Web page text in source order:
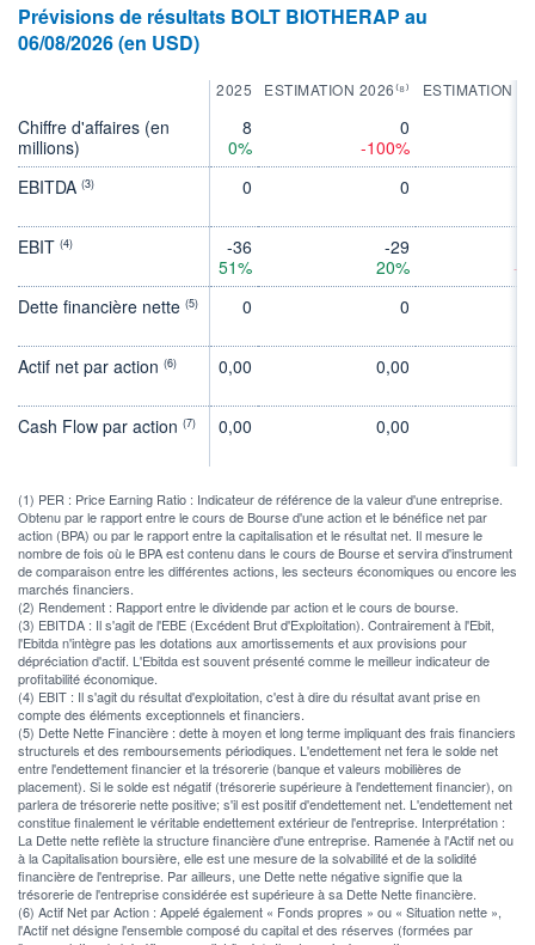
Prévisions de résultats BOLT BIOTHERAP au
06/08/2026 (en USD)
2025 ESTIMATION 2026⁽⁸⁾ ESTIMATION
Chiffre d'affaires (en
millions)
8
0%
0
-100%
EBITDA (3) 0 0
EBIT (4)
-36
51%
-29
20%
-
Dette financière nette (5) 0 0
Actif net par action (6) 0,00 0,00
Cash Flow par action (7) 0,00 0,00
(1) PER : Price Earning Ratio : Indicateur de référence de la valeur d'une entreprise.
Obtenu par le rapport entre le cours de Bourse d'une action et le bénéfice net par
action (BPA) ou par le rapport entre la capitalisation et le résultat net. Il mesure le
nombre de fois où le BPA est contenu dans le cours de Bourse et servira d'instrument
de comparaison entre les différentes actions, les secteurs économiques ou encore les
marchés financiers.
(2) Rendement : Rapport entre le dividende par action et le cours de bourse.
(3) EBITDA : Il s'agit de l'EBE (Excédent Brut d'Exploitation). Contrairement à l'Ebit,
l'Ebitda n'intègre pas les dotations aux amortissements et aux provisions pour
dépréciation d'actif. L'Ebitda est souvent présenté comme le meilleur indicateur de
profitabilité économique.
(4) EBIT : Il s'agit du résultat d'exploitation, c'est à dire du résultat avant prise en
compte des éléments exceptionnels et financiers.
(5) Dette Nette Financière : dette à moyen et long terme impliquant des frais financiers
structurels et des remboursements périodiques. L'endettement net fera le solde net
entre l'endettement financier et la trésorerie (banque et valeurs mobilières de
placement). Si le solde est négatif (trésorerie supérieure à l'endettement financier), on
parlera de trésorerie nette positive; s'il est positif d'endettement net. L'endettement net
constitue finalement le véritable endettement extérieur de l'entreprise. Interprétation :
La Dette nette reflète la structure financière d'une entreprise. Ramenée à l'Actif net ou
à la Capitalisation boursière, elle est une mesure de la solvabilité et de la solidité
financière de l'entreprise. Par ailleurs, une Dette nette négative signifie que la
trésorerie de l'entreprise considérée est supérieure à sa Dette Nette financière.
(6) Actif Net par Action : Appelé également « Fonds propres » ou « Situation nette »,
l'Actif net désigne l'ensemble composé du capital et des réserves (formées par